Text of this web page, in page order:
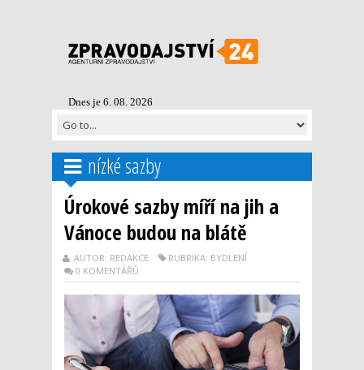
Dnes je 6. 08. 2026
nízké sazby
Úrokové sazby míří na jih a
Vánoce budou na blátě
AUTOR: REDAKCE
RUBRIKA: BYDLENÍ
0 KOMENTÁŘŮ